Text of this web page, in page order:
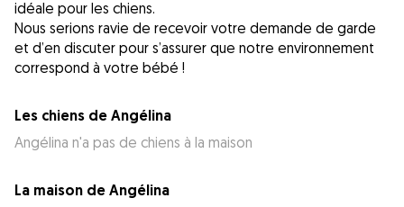
idéale pour les chiens.
Nous serions ravie de recevoir votre demande de garde
et d’en discuter pour s’assurer que notre environnement
correspond à votre bébé !
Les chiens de Angélina
Angélina n'a pas de chiens à la maison
La maison de Angélina